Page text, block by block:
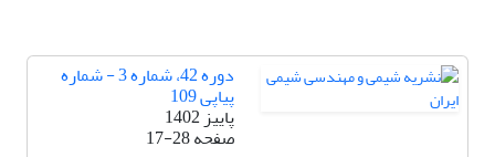
دوره 42، شماره 3 - شماره
پیاپی 109
پاییز 1402
صفحه17-28